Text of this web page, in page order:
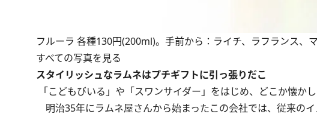
フルーラ 各種130円(200ml)。手前から：ライチ、ラフランス、
すべての写真を見る
スタイリッシュなラムネはプチギフトに引っ張りだこ
「こどもびいる」や「スワンサイダー」をはじめ、どこか懐か
明治35年にラムネ屋さんから始まったこの会社では、従来の